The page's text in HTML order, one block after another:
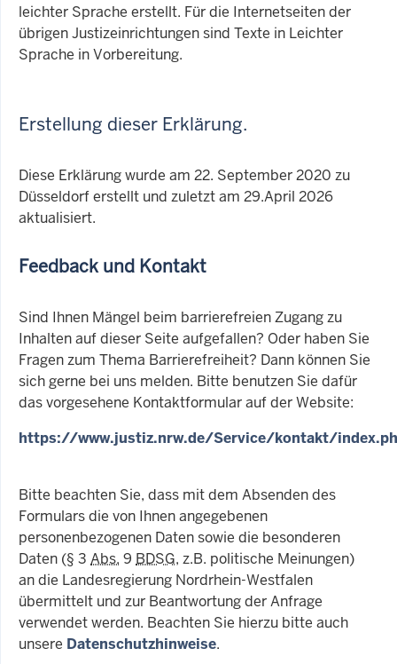
leichter Sprache erstellt. Für die Internetseiten der
übrigen Justizeinrichtungen sind Texte in Leichter
Sprache in Vorbereitung.
Erstellung dieser Erklärung.
Diese Erklärung wurde am 22. September 2020 zu
Düsseldorf erstellt und zuletzt am 29.April 2026
aktualisiert.
Feedback und Kontakt
Sind Ihnen Mängel beim barrierefreien Zugang zu
Inhalten auf dieser Seite aufgefallen? Oder haben Sie
Fragen zum Thema Barrierefreiheit? Dann können Sie
sich gerne bei uns melden. Bitte benutzen Sie dafür
das vorgesehene Kontaktformular auf der Website:
https://www.justiz.nrw.de/Service/kontakt/
Bitte beachten Sie, dass mit dem Absenden des
Formulars die von Ihnen angegebenen
personenbezogenen Daten sowie die besonderen
Daten (§ 3 Abs. 9 BDSG, z.B. politische Meinungen)
an die Landesregierung Nordrhein-Westfalen
übermittelt und zur Beantwortung der Anfrage
verwendet werden. Beachten Sie hierzu bitte auch
unsere Datenschutzhinweise.